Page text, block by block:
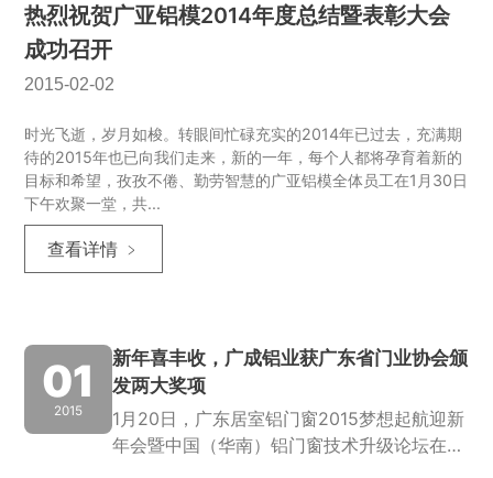
热烈祝贺广亚铝模2014年度总结暨表彰大会
成功召开
2015-02-02
时光飞逝，岁月如梭。转眼间忙碌充实的2014年已过去，充满期
待的2015年也已向我们走来，新的一年，每个人都将孕育着新的
目标和希望，孜孜不倦、勤劳智慧的广亚铝模全体员工在1月30日
下午欢聚一堂，共...
查看详情 ﹥
01
2015
新年喜丰收，广成铝业获广东省门业协会颁
发两大奖项
1月20日，广东居室铝门窗2015梦想起航迎新
年会暨中国（华南）铝门窗技术升级论坛在佛